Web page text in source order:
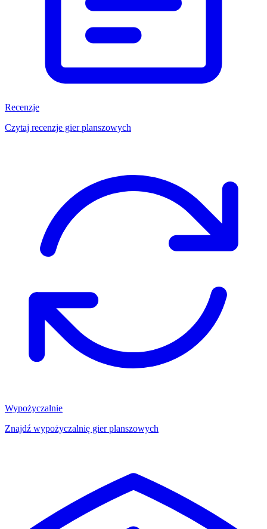
Recenzje
Czytaj recenzje gier planszowych
Wypożyczalnie
Znajdź wypożyczalnię gier planszowych